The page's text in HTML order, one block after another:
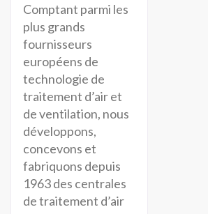
Comptant parmi les
plus grands
fournisseurs
européens de
technologie de
traitement d’air et
de ventilation, nous
développons,
concevons et
fabriquons depuis
1963 des centrales
de traitement d’air